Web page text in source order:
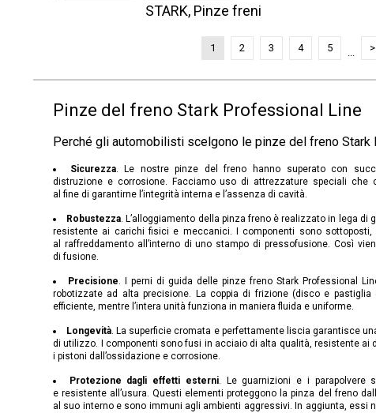
STARK, Pinze freni
1 2 3 4 5 ... >
Pinze del freno Stark Professional Line
Perché gli automobilisti scelgono le pinze del freno
Sicurezza. Le nostre pinze del freno hanno superato con
distruzione e corrosione. Facciamo uso di attrezzature speciali che
al fine di garantirne l’integrità interna e l’assenza di cavità.
Robustezza. L’alloggiamento della pinza freno è realizzato in lega
resistente ai carichi fisici e meccanici. I componenti sono
al raffreddamento all’interno di uno stampo di pressofusione. Così
di fusione.
Precisione. I perni di guida delle pinze freno Stark Professional
robotizzate ad alta precisione. La coppia di frizione (disco e
efficiente, mentre l’intera unità funziona in maniera fluida e uniforme.
Longevità. La superficie cromata e perfettamente liscia garantisce
di utilizzo. I componenti sono fusi in acciaio di alta qualità, resistente ai
i pistoni dall’ossidazione e corrosione.
Protezione dagli effetti esterni. Le guarnizioni e i parapolvere
e resistente all’usura. Questi elementi proteggono la pinza del freno
al suo interno e sono immuni agli ambienti aggressivi. In aggiunta, essi